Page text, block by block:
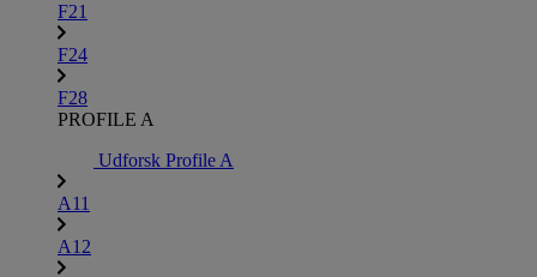
F21
F24
F28
PROFILE A
Udforsk Profile A
A11
A12